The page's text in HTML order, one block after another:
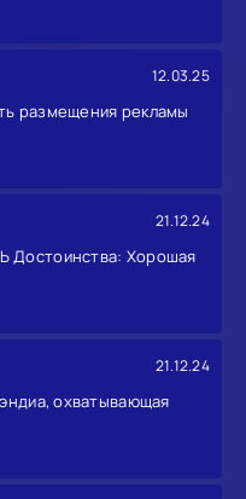
12.03.25
размещения рекламы
21.12.24
Достоинства: Хорошая
21.12.24
охватывающая